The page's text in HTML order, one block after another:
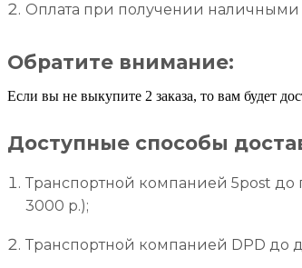
Оплата при получении наличными
Обратите внимание:
Если вы не выкупите 2 заказа, то вам будет
Доступные способы
Транспортной компанией 5post до
3000 р.);
Транспортной компанией DPD до